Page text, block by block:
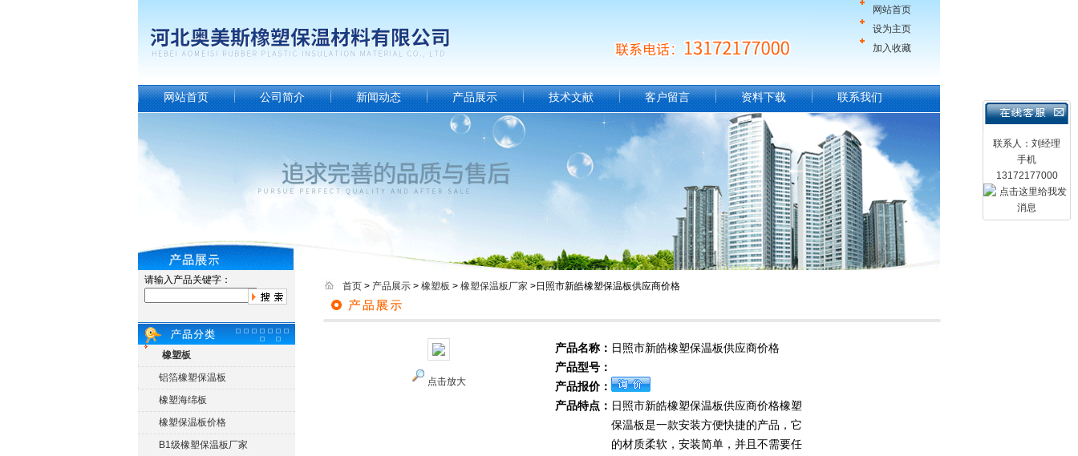
网站首页
设为主页
加入收藏
联系人：刘经理
手机
13172177000
网站首页 公司简介 新闻动态 产品展示 技术文献 客户留言 资料下载 联系我们
请输入产品关键字：
橡塑板
铝箔橡塑保温板
橡塑海绵板
橡塑保温板价格
B1级橡塑保温板厂家
首页 > 产品展示 > 橡塑板 > 橡塑保温板厂家 >日照市新皓橡塑保温板供应商价格
点击放大
产品名称： 日照市新皓橡塑保温板供应商价格
产品型号：
产品报价：
产品特点： 日照市新皓橡塑保温板供应商价格橡塑
保温板是一款安装方便快捷的产品，它
的材质柔软，安装简单，并且不需要任